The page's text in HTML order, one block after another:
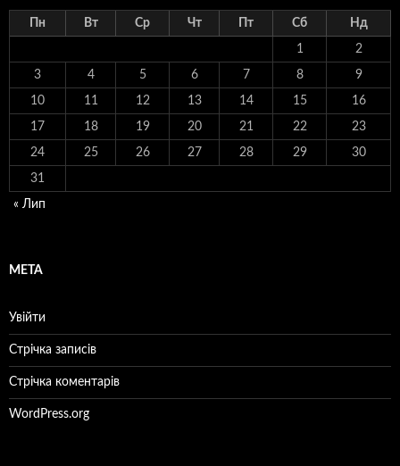
Пн Вт Ср Чт Пт Сб Нд
1 2
3 4 5 6 7 8 9
10 11 12 13 14 15 16
17 18 19 20 21 22 23
24 25 26 27 28 29 30
31
« Лип
МЕТА
Увійти
Стрічка записів
Стрічка коментарів
WordPress.org